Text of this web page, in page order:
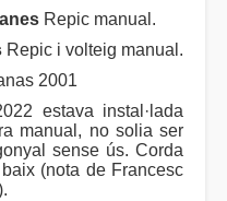
Repic manual.
Repic i volteig manual.
2001
estava instal·lada
manual, no solia ser
sense ús. Corda
(nota de Francesc